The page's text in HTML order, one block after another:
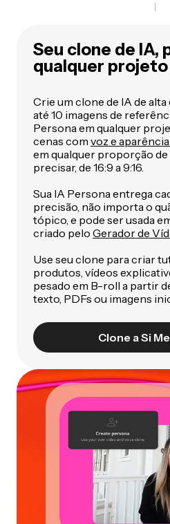
Seu clone de IA,
qualquer projeto
Crie um clone de IA de
até 10 imagens de
Persona em qualquer
cenas com voz e
em qualquer proporção
precisar, de 16:9 a 9:16.
Sua IA Persona entrega
precisão, não importa o
tópico, e pode ser usada
criado pelo Gerador de
Use seu clone para criar
produtos, vídeos
pesado em B-roll a partir
texto, PDFs ou imagens
Clone a Si